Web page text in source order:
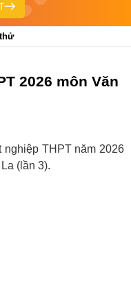
2026 môn Văn
THPT năm 2026
(lần 3).